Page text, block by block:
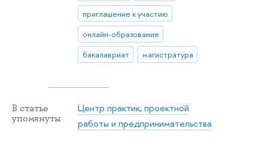
приглашение к участию
онлайн-образование
бакалавриат
магистратура
В статье
упомянуты
Центр практик, проектной
работы и предпринимательства